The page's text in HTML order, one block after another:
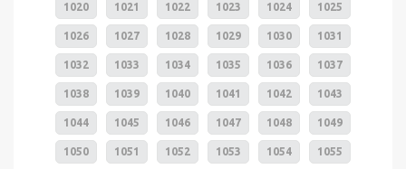
1020 1021 1022 1023 1024 1025
1026 1027 1028 1029 1030 1031
1032 1033 1034 1035 1036 1037
1038 1039 1040 1041 1042 1043
1044 1045 1046 1047 1048 1049
1050 1051 1052 1053 1054 1055